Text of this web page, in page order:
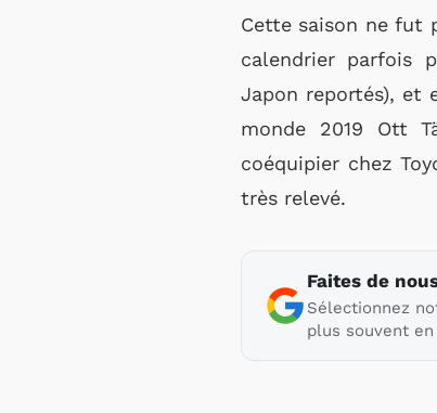
Cette saison ne fut
calendrier parfois
Japon reportés), et
monde 2019 Ott
coéquipier chez
très relevé.
Faites de
Sélectionnez
plus souvent